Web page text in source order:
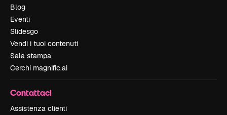
Blog
Eventi
Slidesgo
Vendi i tuoi contenuti
Sala stampa
Cerchi magnific.ai
Contattaci
Assistenza clienti